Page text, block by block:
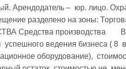
Арендодатель –  юр. лицо.
разделено на зоны:
В стоимость продажи входит все
успешного ведения бизнеса ( 8
оборудование),